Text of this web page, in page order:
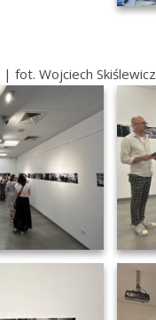
| fot. Wojciech Skiślewicz